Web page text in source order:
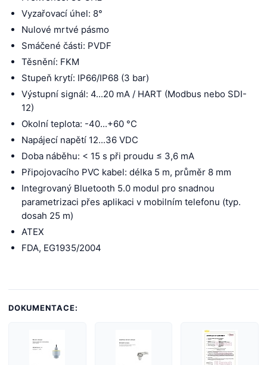
Vyzařovací úhel: 8°
Nulové mrtvé pásmo
Smáčené části: PVDF
Těsnění: FKM
Stupeň krytí: IP66/IP68 (3 bar)
Výstupní signál: 4...20 mA / HART (Modbus nebo SDI-
12)
Okolní teplota: -40...+60 °C
Napájecí napětí 12...36 VDC
Doba náběhu: < 15 s při proudu ≤ 3,6 mA
Připojovacího PVC kabel: délka 5 m, průměr 8 mm
Integrovaný Bluetooth 5.0 modul pro snadnou
parametrizaci přes aplikaci v mobilním telefonu (typ.
dosah 25 m)
ATEX
FDA, EG1935/2004
DOKUMENTACE: